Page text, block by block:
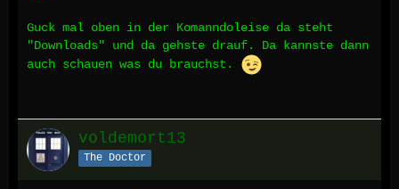
Guck mal oben in der Komanndoleise da steht
"Downloads" und da gehste drauf. Da kannste dann
auch schauen was du brauchst.
voldemort13
The Doctor